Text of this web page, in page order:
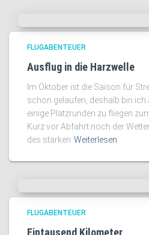
FLUGABENTEUER
Ausflug in die Harzwelle
Im Oktober ist die Saison für
schon gelaufen, deshalb bin
einige Platzrunden zu fliegen
Kurz vor Abfahrt noch der
des starken Weiterlesen
FLUGABENTEUER
Eintausend Kilometer